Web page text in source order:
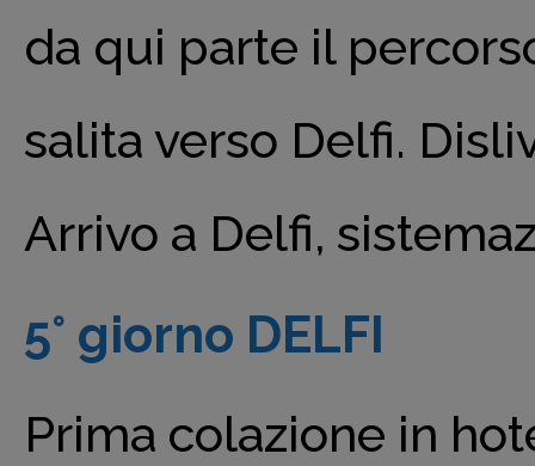
da qui parte il
salita verso Delfi.
Arrivo a Delfi,
5° giorno DELFI
Prima colazione in